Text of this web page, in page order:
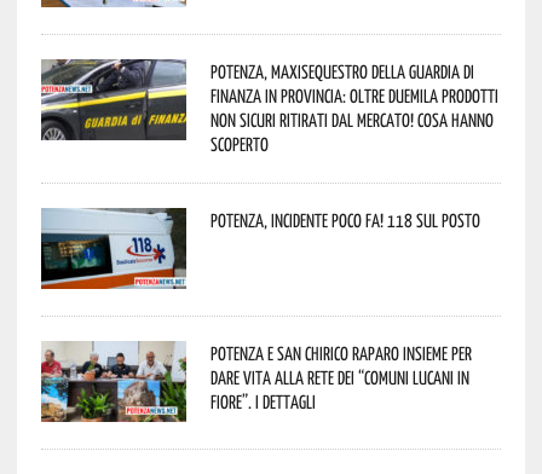
Potenza, maxisequestro della Guardia di
Finanza in provincia: oltre duemila prodotti
non sicuri ritirati dal mercato! Cosa hanno
scoperto
Potenza, incidente poco fa! 118 sul posto
Potenza e San Chirico Raparo insieme per
dare vita alla rete dei “Comuni Lucani in
Fiore”. I dettagli